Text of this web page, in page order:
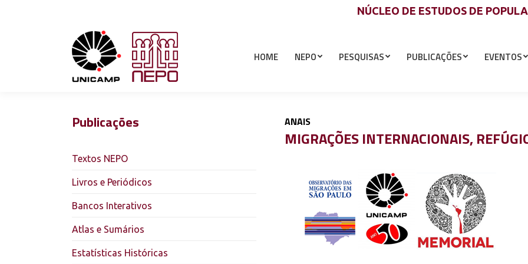
NÚCLEO DE ESTUDOS DE
HOME NEPO PESQUISAS PUBLICAÇÕES EVENTOS
Publicações
Textos NEPO
Livros e Periódicos
Bancos Interativos
Atlas e Sumários
Estatísticas Históricas
ANAIS
MIGRAÇÕES INTERNACIONAIS,